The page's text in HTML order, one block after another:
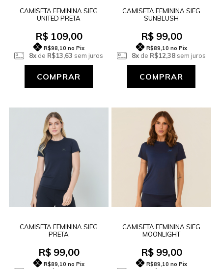
CAMISETA FEMININA SIEG
UNITED PRETA
R$ 109,00
R$98,10 no Pix
8xde R$13,63 sem juros
COMPRAR
CAMISETA FEMININA SIEG
SUNBLUSH
R$ 99,00
R$89,10 no Pix
8xde R$12,38sem juros
COMPRAR
CAMISETA FEMININA SIEG
PRETA
R$ 99,00
R$89,10 no Pix
CAMISETA FEMININA SIEG
MOONLIGHT
R$ 99,00
R$89,10 no Pix